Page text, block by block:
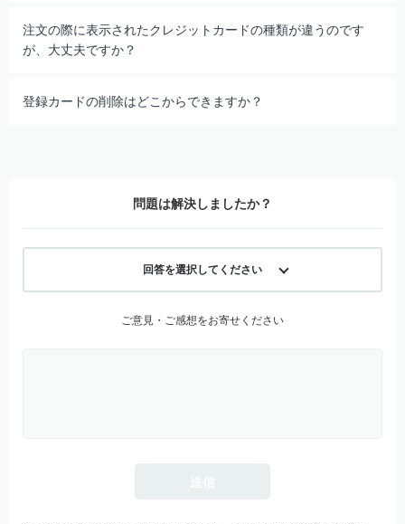
注文の際に表示されたクレジットカードの種類が違うのです
が、大丈夫ですか？
登録カードの削除はどこからできますか？
問題は解決しましたか？
回答を選択してください
ご意見・ご感想をお寄せください